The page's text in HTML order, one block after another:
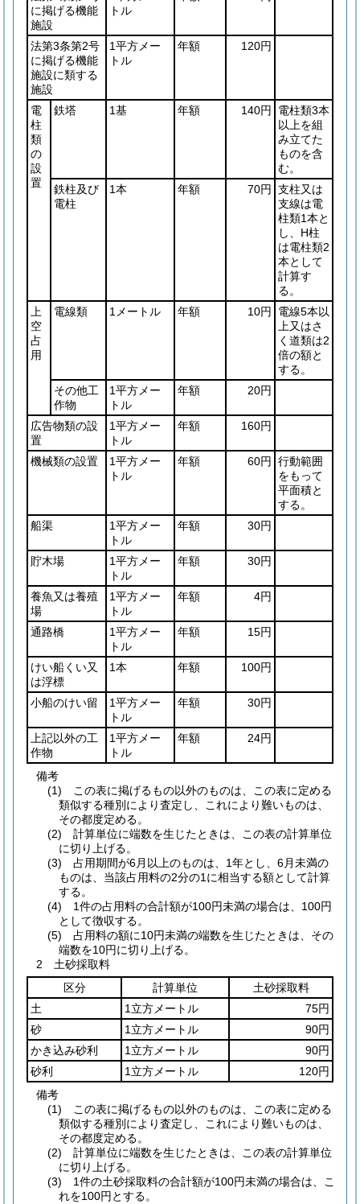
に掲げる機能
施設
トル
法第3条第2号
に掲げる機能
施設に類する
施設
1平方メー
トル
年額 120円
電
柱
類
の
設
置
鉄塔 1基 年額 140円
電柱類3本
以上を組
み立てた
ものを含
む。
鉄柱及び
電柱
1本 年額 70円
支柱又は
支線は電
柱類1本と
し、H柱
は電柱類2
本として
計算す
る。
上
空
占
用
電線類 1メートル 年額 10円
電線5本以
上又はさ
く道類は2
倍の額と
する。
その他工
作物
1平方メー
トル
年額 20円
広告物類の設
置
1平方メー
トル
年額 160円
機械類の設置
1平方メー
トル
年額 60円
行動範囲
をもって
平面積と
する。
船渠
1平方メー
トル
年額 30円
貯木場
1平方メー
トル
年額 30円
養魚又は養殖
場
1平方メー
トル
年額 4円
通路橋
1平方メー
トル
年額 15円
けい船くい又
は浮標
1本 年額 100円
小船のけい留
1平方メー
トル
年額 30円
上記以外の工
作物
1平方メー
トル
年額 24円
備考
(1) この表に掲げるもの以外のものは、この表に定める
類似する種別により査定し、これにより難いものは、
その都度定める。
(2) 計算単位に端数を生じたときは、この表の計算単位
に切り上げる。
(3) 占用期間が6月以上のものは、1年とし、6月未満の
ものは、当該占用料の2分の1に相当する額として計算
する。
(4) 1件の占用料の合計額が100円未満の場合は、100円
として徴収する。
(5) 占用料の額に10円未満の端数を生じたときは、その
端数を10円に切り上げる。
2 土砂採取料
区分
計算単位
土砂採取料
土
1立方メートル
75円
砂
1立方メートル
90円
かき込み砂利
1立方メートル
90円
砂利
1立方メートル
120円
備考
(1) この表に掲げるもの以外のものは、この表に定める
類似する種別により査定し、これにより難いものは、
その都度定める。
(2) 計算単位に端数を生じたときは、この表の計算単位
に切り上げる。
(3) 1件の土砂採取料の合計額が100円未満の場合は、こ
れを100円とする。